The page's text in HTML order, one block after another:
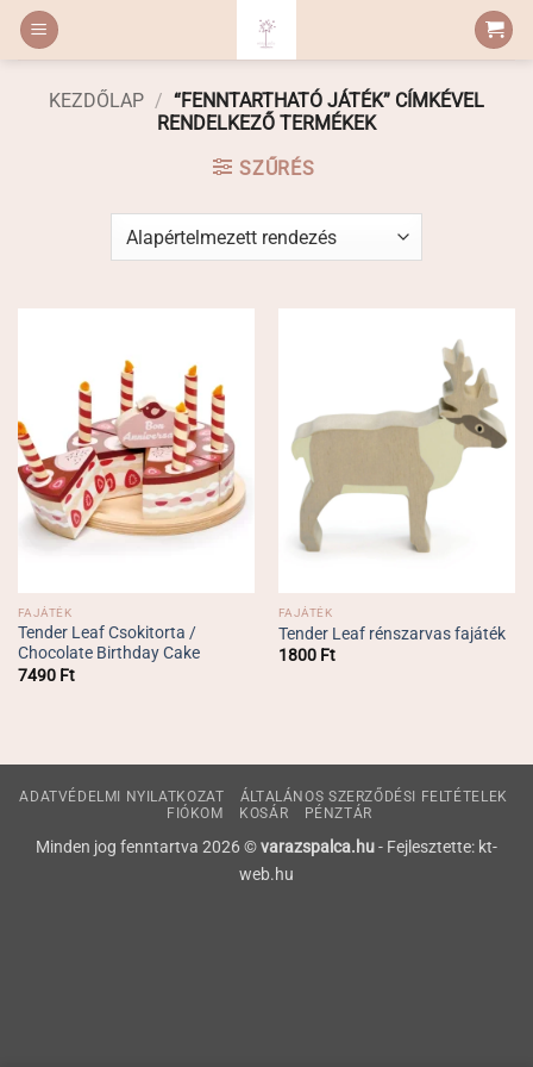
Skip
KEZDŐLAP / “FENNTARTHATÓ JÁTÉK” CÍMKÉVEL
RENDELKEZŐ TERMÉKEK
SZŰRÉS
FAJÁTÉK
Tender Leaf Csokitorta /
Chocolate Birthday Cake
7490 Ft
FAJÁTÉK
Tender Leaf rénszarvas fajáték
1800 Ft
ADATVÉDELMI NYILATKOZAT
ÁLTALÁNOS SZERZŐDÉSI FELTÉTELEK
FIÓKOM
KOSÁR PÉNZTÁR
Minden jog fenntartva 2026 ©varazspalca.hu- Fejlesztette: kt-
web.hu